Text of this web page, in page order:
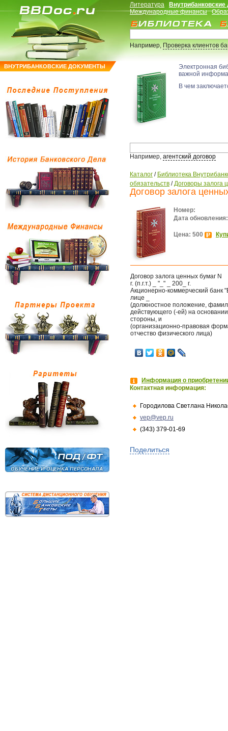
ВНУТРИБАНКОВСКИЕ ДОКУМЕНТЫ
Литература
Международные финансы
Например,Проверка клиентов
Электронная
важной
В чем
Например, агентский договор
Каталог / Библиотека
обязательств /Договоры залога
Договор залога
Номер:
Дата обновления:
Цена: 500
Договор залога ценных бумаг N
г. (п.г.т.) _ "_" _ 200_ г.
Акционерно-коммерческий
лице _
(должностное положение,
действующего (-ей) на
стороны, и
(организационно-правовая
отчество физического лица)
Информация о
Контактная информация:
Городилова Светлана
vep@vep.ru
(343) 379-01-69
Поделиться